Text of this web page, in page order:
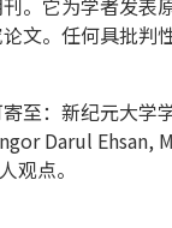
它为学者发表
文。任何具批判
：新纪元大学学
Darul Ehsan,
观点。